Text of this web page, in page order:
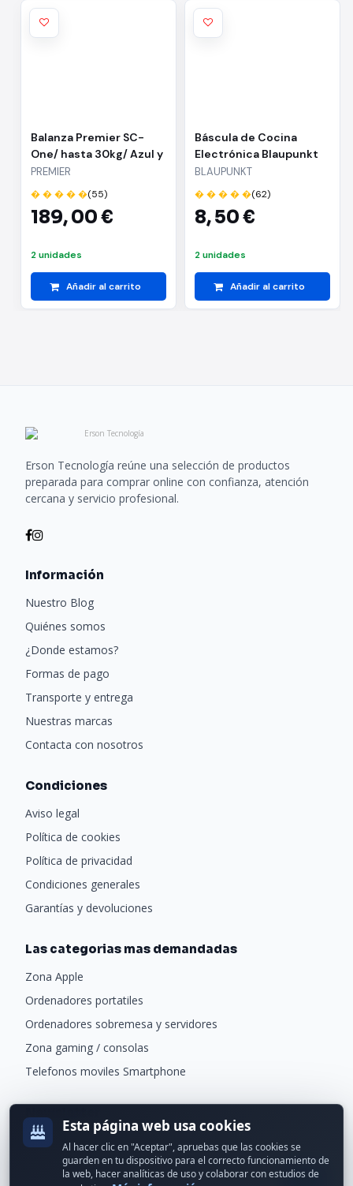
Balanza Premier SC-
One/ hasta 30kg/ Azul y
Blanca
PREMIER
� � � � �(55)
189,00 €
2 unidades
Añadir al carrito
Báscula de Cocina
Electrónica Blaupunkt
BP4012/ hasta 5kg/ Gris
BLAUPUNKT
� � � � �(62)
8,50 €
2 unidades
Añadir al carrito
Erson Tecnología reúne una selección de productos
preparada para comprar online con confianza, atención
cercana y servicio profesional.
Información
Nuestro Blog
Quiénes somos
¿Donde estamos?
Formas de pago
Transporte y entrega
Nuestras marcas
Contacta con nosotros
Condiciones
Aviso legal
Política de cookies
Política de privacidad
Condiciones generales
Garantías y devoluciones
Las categorias mas demandadas
Zona Apple
Ordenadores portatiles
Ordenadores sobremesa y servidores
Zona gaming / consolas
Telefonos moviles Smartphone
Recibe ofertas exclusivas y novedades.
Esta página web usa cookies
Al hacer clic en "Aceptar", apruebas que las cookies se
guarden en tu dispositivo para el correcto funcionamiento de
la web, hacer analíticas de uso y colaborar con estudios de